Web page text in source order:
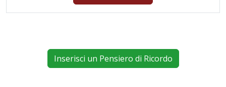
Inserisci un Pensiero di Ricordo